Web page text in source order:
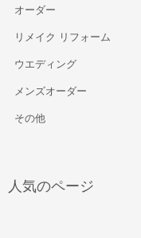
オーダー
リメイク リフォーム
ウエディング
メンズオーダー
その他
人気のページ